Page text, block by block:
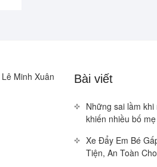
Minh Xuân Bài viết
Những sai lầm
khiến nhiều bố
Xe Đẩy Em Bé
Tiện, An Toàn